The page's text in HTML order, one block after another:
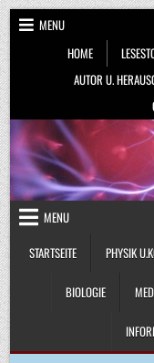
Skip
to
content
MENU
HOME
AUTOR U.
MENU
STARTSEITE
PHYSIK
BIOLOGIE